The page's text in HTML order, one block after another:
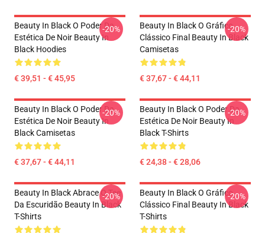
Beauty In Black O Poder Da
Estética De Noir Beauty In
Black Hoodies
€ 39,51 - € 45,95
-20%
Beauty In Black O Gráfico
Clássico Final Beauty In Black
Camisetas
€ 37,67 - € 44,11
-20%
Beauty In Black O Poder Da
Estética De Noir Beauty In
Black Camisetas
€ 37,67 - € 44,11
-20%
Beauty In Black O Poder Da
Estética De Noir Beauty In
Black T-Shirts
€ 24,38 - € 28,06
-20%
Beauty In Black Abrace O Tee
Da Escuridão Beauty In Black
T-Shirts
-20%
Beauty In Black O Gráfico
Clássico Final Beauty In Black
T-Shirts
-20%